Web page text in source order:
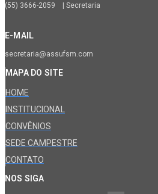
(55) 3666-2059 | Secretaria
E-MAIL
secretaria@assufsm.com
MAPA DO SITE
HOME
INSTITUCIONAL
CONVÊNIOS
SEDE CAMPESTRE
CONTATO
NOS SIGA